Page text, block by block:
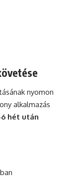
nyomon
alkalmazás
hét után